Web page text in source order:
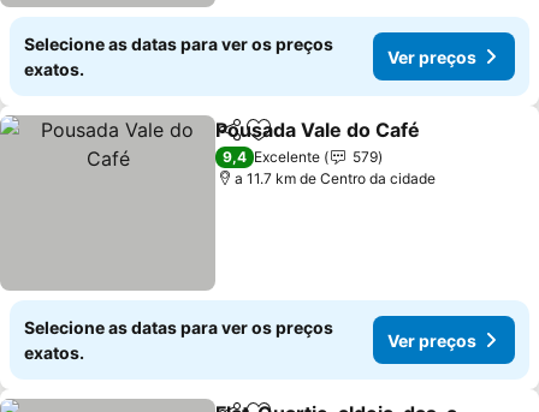
Selecione as datas para ver os preços
exatos.
Ver preços
PartilharAdicionar aos favoritos
Pousada Vale do Café
9,4 Excelente
579
a 11.7 km de Centro da cidade
Selecione as datas para ver os preços
exatos.
Ver preços